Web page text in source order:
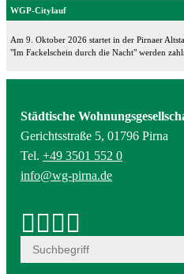
WGP-Citylauf
Am 9. Oktober 2026 startet in der Pirnaer
"Im Fackelschein durch die Nacht" werden
Städtische
Gerichtsstraße 5, 01796 Pirna
Tel. +49 3501 552 0
info@wg-pirna.de